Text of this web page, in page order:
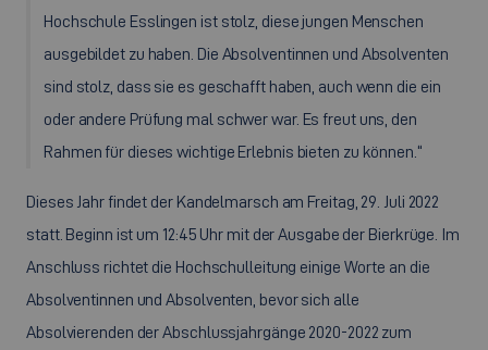
Hochschule Esslingen ist stolz, diese jungen Menschen
ausgebildet zu haben. Die Absolventinnen und Absolventen
sind stolz, dass sie es geschafft haben, auch wenn die ein
oder andere Prüfung mal schwer war. Es freut uns, den
Rahmen für dieses wichtige Erlebnis bieten zu können.“
Dieses Jahr findet der Kandelmarsch am Freitag, 29. Juli 2022
statt. Beginn ist um 12:45 Uhr mit der Ausgabe der Bierkrüge. Im
Anschluss richtet die Hochschulleitung einige Worte an die
Absolventinnen und Absolventen, bevor sich alle
Absolvierenden der Abschlussjahrgänge 2020-2022 zum